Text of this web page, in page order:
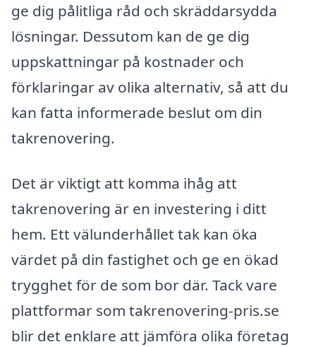
ge dig pålitliga råd och skräddarsydda
lösningar. Dessutom kan de ge dig
uppskattningar på kostnader och
förklaringar av olika alternativ, så att du
kan fatta informerade beslut om din
takrenovering.
Det är viktigt att komma ihåg att
takrenovering är en investering i ditt
hem. Ett välunderhållet tak kan öka
värdet på din fastighet och ge en ökad
trygghet för de som bor där. Tack vare
plattformar som takrenovering-pris.se
blir det enklare att jämföra olika företag